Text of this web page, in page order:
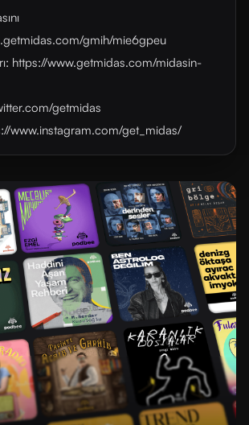
gmih/mie6gpeu
https://www.getmidas.com/midasin-
getmidas
www.instagram.com/get_midas/